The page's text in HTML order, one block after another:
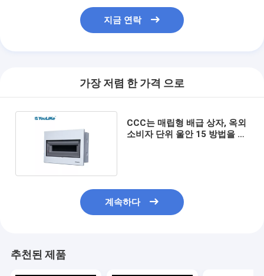
지금 연락
가장 저렴 한 가격 으로
CCC는 매립형 배급 상자, 옥외
소비자 단위 울안 15 방법을 증
계속하다
추천된 제품